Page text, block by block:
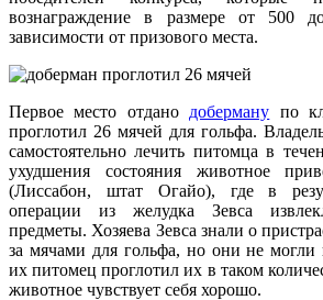
вознаграждение в размере от 500
зависимости от призового места.
Первое место отдано доберману по
проглотил 26 мячей для гольфа.
самостоятельно лечить питомца в
ухудшения состояния животное
(Лиссабон, штат Огайо), где в
операции из желудка Зевса
предметы. Хозяева Зевса знали о
за мячами для гольфа, но они не могли
их питомец проглотил их в таком
животное чувствует себя хорошо.